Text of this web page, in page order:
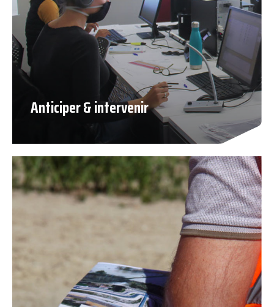
Anticiper & intervenir